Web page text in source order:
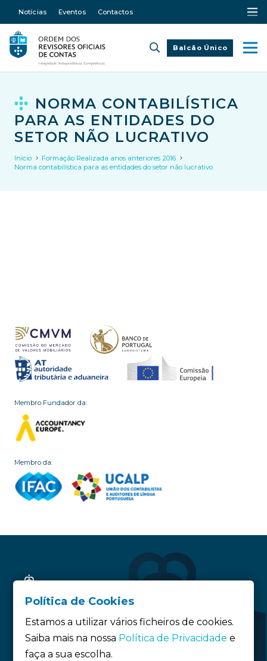
Notícias Eventos Contactos
Balcão Único
NORMA CONTABILÍSTICA
PARA AS ENTIDADES DO
SETOR NÃO LUCRATIVO
Início
Formação Realizada anos anteriores 2016
Norma contabilística para as entidades do setor não lucrativo
Membro Fundador da:
Membro da:
Política de Cookies
Estamos a utilizar vários ficheiros de cookies.
Saiba mais na nossa Política de Privacidade e
faça a sua escolha.